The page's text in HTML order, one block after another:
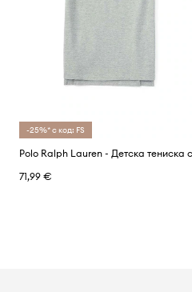
-25%* с код: FS
71,99 €